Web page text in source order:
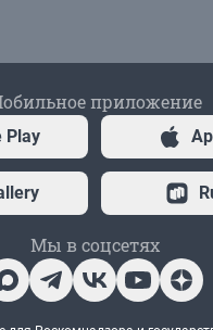
приложение
Play
Мы в соцсетях